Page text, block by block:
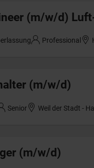
(m/w/d)
Professional
(m/w/d)
Senior Weil der Stadt -
(m/w/d)